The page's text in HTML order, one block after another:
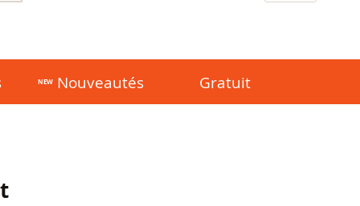
Nouveautés Gratuit